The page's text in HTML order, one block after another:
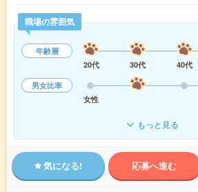
職場の雰囲気
年齢層
20代
30代 40代
男女比率
女性
もっと見る
気になる! 応募へ進む